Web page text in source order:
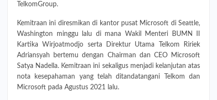
TelkomGroup.
Kemitraan ini diresmikan di kantor pusat Microsoft di Seattle,
Washington minggu lalu di mana Wakil Menteri BUMN II
Kartika Wirjoatmodjo serta Direktur Utama Telkom Ririek
Adriansyah bertemu dengan Chairman dan CEO Microsoft
Satya Nadella. Kemitraan ini sekaligus menjadi kelanjutan atas
nota kesepahaman yang telah ditandatangani Telkom dan
Microsoft pada Agustus 2021 lalu.